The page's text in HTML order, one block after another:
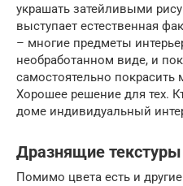
украшать затейливыми
выступает естественная
– многие предметы
необработанном виде, и
самостоятельно
Хорошее решение для тех.
доме индивидуальный
Дразнящие текстуры
Помимо цвета есть и